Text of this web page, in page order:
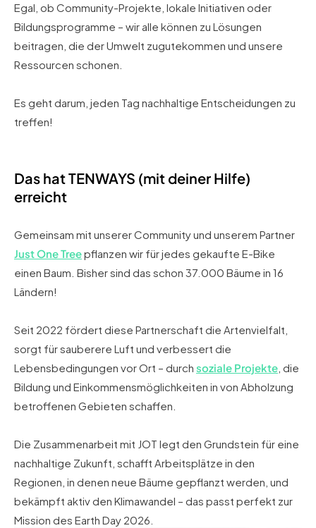
Egal, ob Community-Projekte, lokale Initiativen oder
Bildungsprogramme – wir alle können zu Lösungen
beitragen, die der Umwelt zugutekommen und unsere
Ressourcen schonen.
Es geht darum, jeden Tag nachhaltige Entscheidungen zu
treffen!
Das hat TENWAYS (mit deiner Hilfe)
erreicht
Gemeinsam mit unserer Community und unserem Partner
Just One Treepflanzen wir für jedes gekaufte E-Bike
einen Baum. Bisher sind das schon 37.000 Bäume in 16
Ländern!
Seit 2022 fördert diese Partnerschaft die Artenvielfalt,
sorgt für sauberere Luft und verbessert die
Lebensbedingungen vor Ort – durch soziale Projekte , die
Bildung und Einkommensmöglichkeiten in von Abholzung
betroffenen Gebieten schaffen.
Die Zusammenarbeit mit JOT legt den Grundstein für eine
nachhaltige Zukunft, schafft Arbeitsplätze in den
Regionen, in denen neue Bäume gepflanzt werden, und
bekämpft aktiv den Klimawandel – das passt perfekt zur
Mission des Earth Day 2026.